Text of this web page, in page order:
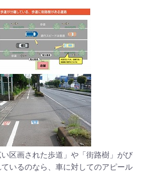
区画された歩道」や「街路樹」がび
いるのなら、車に対してのアピール